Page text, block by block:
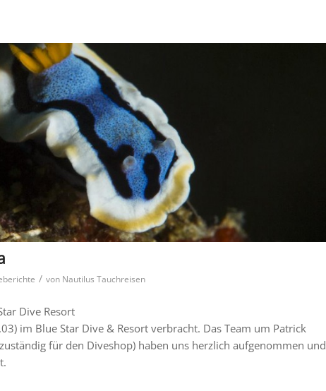
/ von Nautilus Tauchreisen
Dive Resort
im Blue Star Dive & Resort verbracht. Das Team um Patrick
für den Diveshop) haben uns herzlich aufgenommen und